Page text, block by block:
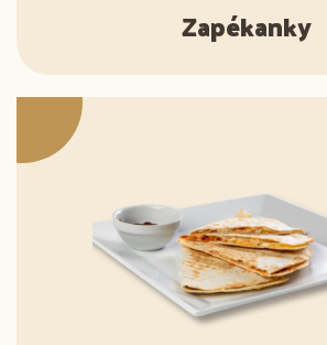
Zapékanky